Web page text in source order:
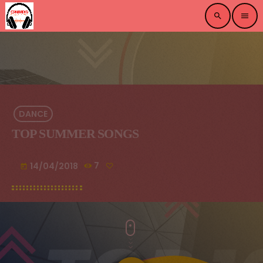
search menu
DANCE
TOP SUMMER SONGS
today 14/04/2018 7